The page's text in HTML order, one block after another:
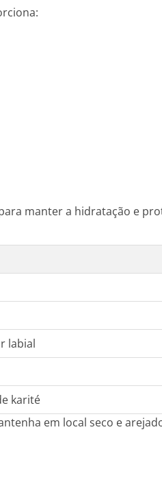
manter a hidratação e
labial
karité
em local seco e